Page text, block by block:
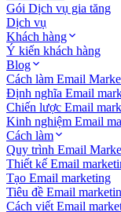
Gói Dịch vụ gia tăng
Dịch vụ
Khách hàng
Ý kiến khách hàng
Blog
Cách làm Email
Định nghĩa Email
Chiến lược Email
Kinh nghiệm Email
Cách làm
Quy trình Email
Thiết kế Email
Tạo Email marketing
Tiêu đề Email
Cách viết Email